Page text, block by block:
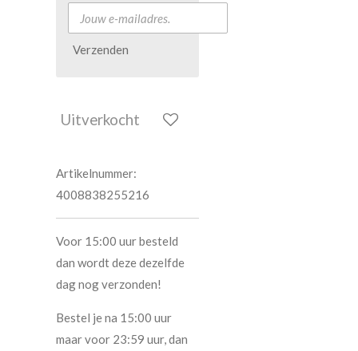
Verzenden
Uitverkocht
Artikelnummer:
4008838255216
Voor 15:00 uur besteld
dan wordt deze dezelfde
dag nog verzonden!
Bestel je na 15:00 uur
maar voor 23:59 uur, dan